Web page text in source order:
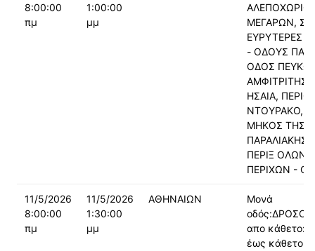
8:00:00
πμ
1:00:00
μμ
ΜΕΓΑΡΩΝ,
ΕΥΡΥΤΕΡΕΣ
- ΟΔΟΥΣ
ΟΔΟΣ
ΑΜΦΙΤΡΙΤΗΣ
ΗΣΑΙΑ,
ΝΤΟΥΡΑΚΟ,
ΜΗΚΟΣ ΤΗΣ
ΠΑΡΑΛΙΑΚΗΣ
ΠΕΡΙΞ ΟΛΩΝ
ΠΕΡΙΧΩΝ -
11/5/2026
8:00:00
πμ
11/5/2026
1:30:00
μμ
ΑΘΗΝΑΙΩΝ
Μονά
απο κάθετο:
έως κάθετο: